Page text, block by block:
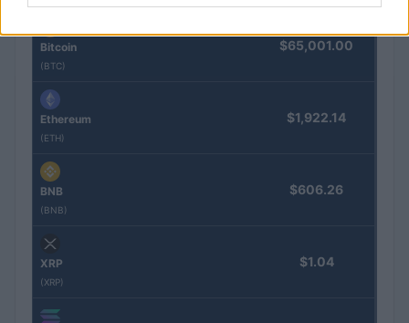
Bitcoin
(BTC)
$65,001.00
Ethereum
(ETH)
$1,922.14
BNB
(BNB)
$606.26
XRP
(XRP)
$1.04